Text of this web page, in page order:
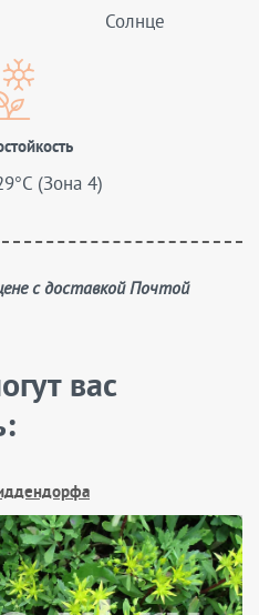
Солнце
(Зона 4)
вас